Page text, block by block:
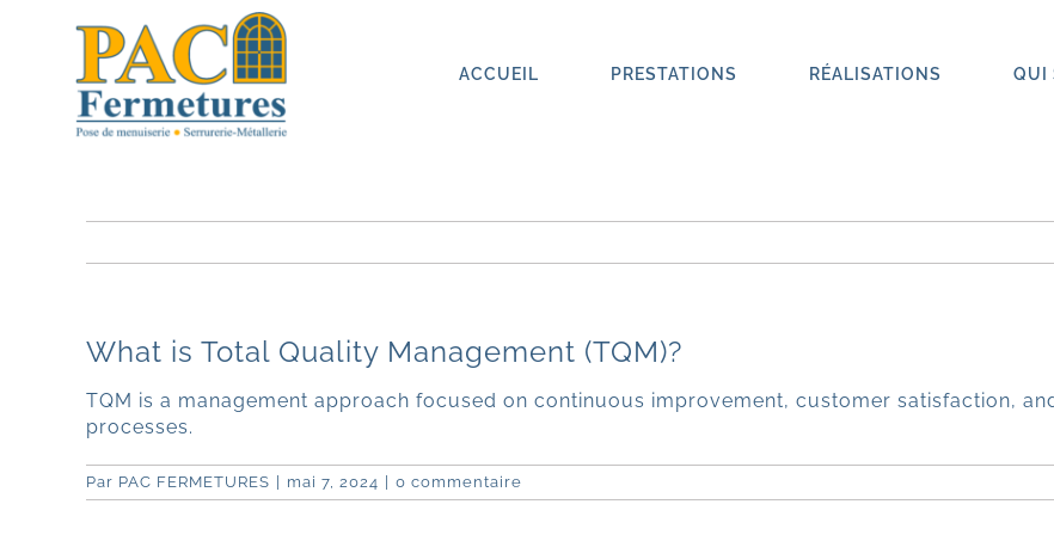
ACCUEIL PRESTATIONS RÉALISATIONS QUI
What is Total Quality Management (TQM)?
TQM is a management approach focused on continuous improvement, customer satisfaction,
processes.
Par PAC FERMETURES mai 7, 2024 0 commentaire